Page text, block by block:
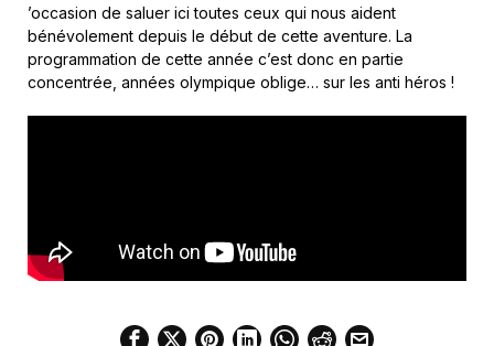
’occasion de saluer ici toutes ceux qui nous aident
bénévolement depuis le début de cette aventure. La
programmation de cette année c’est donc en partie
concentrée, années olympique oblige… sur les anti héros !